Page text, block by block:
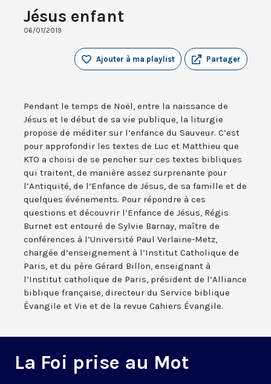
Jésus enfant
06/01/2019
Partager
Ajouter à ma playlist
Pendant le temps de Noël, entre la naissance de
Jésus et le début de sa vie publique, la liturgie
propose de méditer sur l’enfance du Sauveur. C’est
pour approfondir les textes de Luc et Matthieu que
KTO a choisi de se pencher sur ces textes bibliques
qui traitent, de manière assez surprenante pour
l’Antiquité, de l’Enfance de Jésus, de sa famille et de
quelques événements. Pour répondre à ces
questions et découvrir l’Enfance de Jésus, Régis
Burnet est entouré de Sylvie Barnay, maître de
conférences à l’Université Paul Verlaine-Metz,
chargée d’enseignement à l’Institut Catholique de
Paris, et du père Gérard Billon, enseignant à
l’Institut catholique de Paris, président de l’Alliance
biblique française, directeur du Service biblique
Évangile et Vie et de la revue Cahiers Évangile.
La Foi prise au Mot